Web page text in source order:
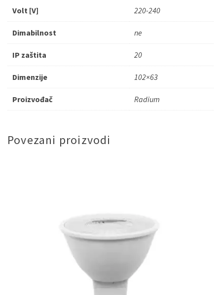
Volt [V] 220-240
Dimabilnost ne
IP zaštita 20
Dimenzije 102×63
Proizvođač Radium
Povezani proizvodi